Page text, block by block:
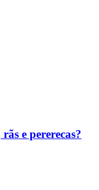
e pererecas?